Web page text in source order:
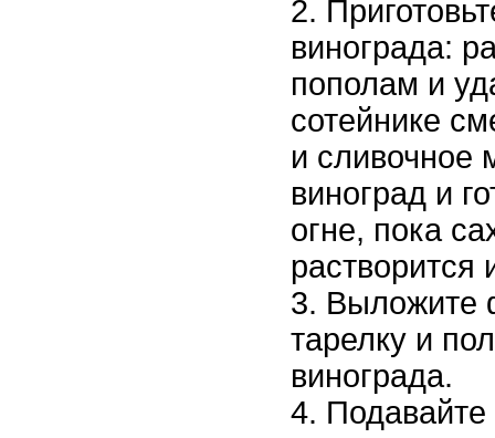
винограда:
пополам и
сотейнике
и сливочное
виноград и
огне, пока
растворится
Выложите
тарелку и
винограда.